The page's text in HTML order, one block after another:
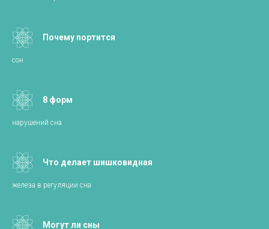
Почему портится
сон
8 форм
нарушений сна
Что делает шишковидная
железа в регуляции сна
Могут ли сны